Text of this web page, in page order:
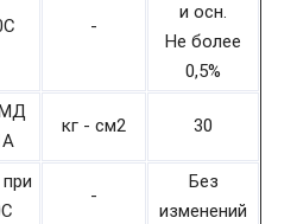
-
и осн.
Не более
0,5%
кг - см2 30
-
Без
изменений